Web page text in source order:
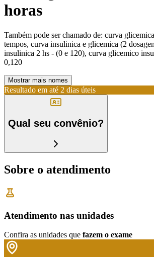
horas
Também pode ser chamado de: curva
tempos, curva insulinica e glicemica (2
insulinica 2 hs - (0 e 120), curva glicemico
0,120
Mostrar mais nomes
Resultado em até 2 dias úteis
Qual seu convênio?
Sobre o atendimento
Atendimento nas unidades
Confira as unidades que fazem o exame